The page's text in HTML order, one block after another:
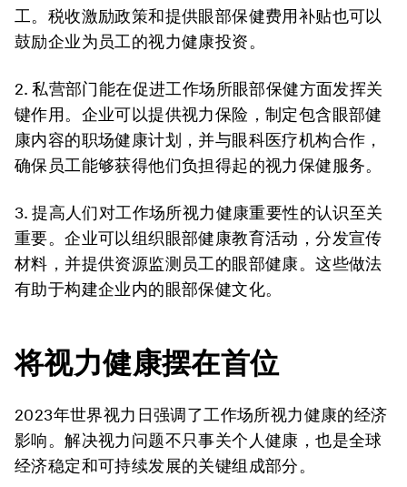
工。税收激励政策和提供眼部保健费用补贴也可以
鼓励企业为员工的视力健康投资。
2. 私营部门能在促进工作场所眼部保健方面发挥关
键作用。企业可以提供视力保险，制定包含眼部健
康内容的职场健康计划，并与眼科医疗机构合作，
确保员工能够获得他们负担得起的视力保健服务。
3. 提高人们对工作场所视力健康重要性的认识至关
重要。企业可以组织眼部健康教育活动，分发宣传
材料，并提供资源监测员工的眼部健康。这些做法
有助于构建企业内的眼部保健文化。
将视力健康摆在首位
2023年世界视力日强调了工作场所视力健康的经济
影响。解决视力问题不只事关个人健康，也是全球
经济稳定和可持续发展的关键组成部分。